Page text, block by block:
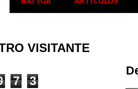
VISITANTE
7
3